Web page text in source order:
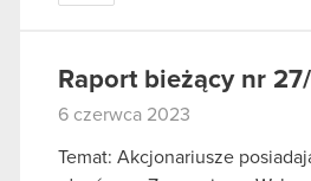
Raport bieżący nr
6 czerwca 2023
Temat: Akcjonariusze